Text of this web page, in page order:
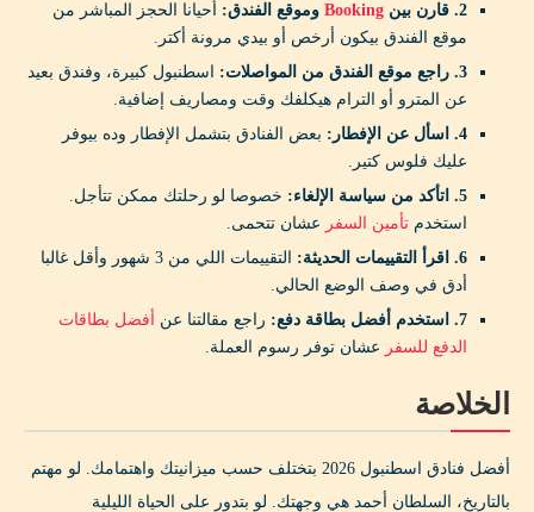
2. قارن بين
Booking وموقع الفندق: أحيانا الحجز المباشر من
موقع الفندق بيكون أرخص أو بيدي مرونة أكتر.
3. راجع موقع الفندق من المواصلات:
اسطنبول كبيرة، وفندق بعيد
عن المترو أو الترام هيكلفك وقت ومصاريف إضافية.
4. اسأل عن الإفطار:
بعض الفنادق بتشمل الإفطار وده بيوفر
عليك فلوس كتير.
5. اتأكد من سياسة الإلغاء:
خصوصا لو رحلتك ممكن تتأجل.
استخدم تأمين السفر عشان تتحمى.
6. اقرأ التقييمات الحديثة:
التقييمات اللي من 3 شهور وأقل غالبا
أدق في وصف الوضع الحالي.
7. استخدم أفضل بطاقة دفع:
راجع مقالتنا عن
أفضل بطاقات
الدفع للسفر عشان توفر رسوم العملة.
الخلاصة
أفضل فنادق اسطنبول 2026 بتختلف حسب ميزانيتك واهتمامك. لو مهتم
بالتاريخ، السلطان أحمد هي وجهتك. لو بتدور على الحياة الليلية